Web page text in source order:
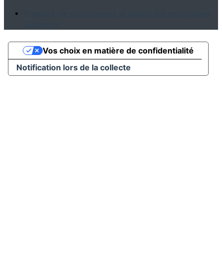
Notification lors de la collecte
Vos choix en matière de confidentialité